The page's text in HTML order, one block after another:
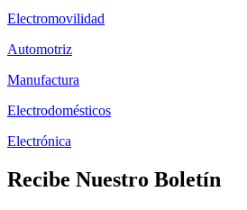
Electromovilidad
Automotriz
Manufactura
Electrodomésticos
Electrónica
Recibe Nuestro Boletín